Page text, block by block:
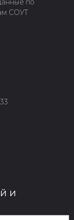
по
СОУТ
и